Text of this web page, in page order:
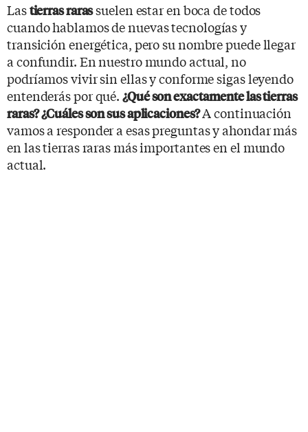
Lastierras rarassuelen estar en boca de todos
cuando hablamos de nuevas tecnologías y
transición energética, pero su nombre puede llegar
a confundir. En nuestro mundo actual, no
podríamos vivir sin ellas y conforme sigas leyendo
entenderás por qué. ¿Qué son exactamente las tierras
raras?¿Cuáles son sus aplicaciones?A continuación
vamos a responder a esas preguntas y ahondar más
en las tierras raras más importantes en el mundo
actual.